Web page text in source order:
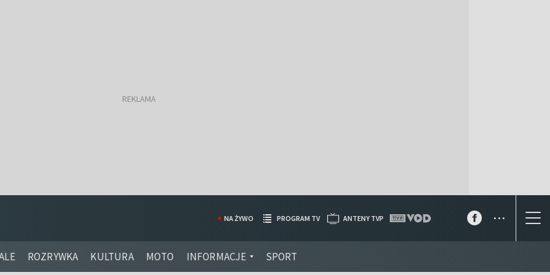
ROZRYWKA KULTURA MOTO INFORMACJE SPORT
NA ŻYWO PROGRAM TV ANTENY TVP ...